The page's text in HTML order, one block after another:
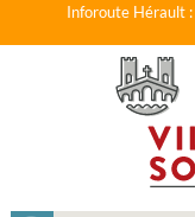
Inforoute Hérault :